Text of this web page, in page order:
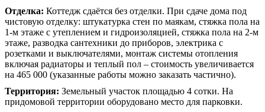
Отделка: Коттедж сдаётся без отделки. При сдаче дома под
чистовую отделку: штукатурка стен по маякам, стяжка пола на
1-м этаже с утеплением и гидроизоляцией, стяжка пола на 2-м
этаже, разводка сантехники до приборов, электрика с
розетками и выключателями, монтаж системы отопления
включая радиаторы и теплый пол – стоимость увеличивается
на 465 000 (указанные работы можно заказать частично).
Территория: Земельный участок площадью 4 сотки. На
придомовой территории оборудовано место для парковки.